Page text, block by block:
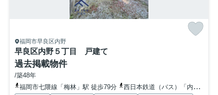
福岡市早良区内野
早良区内野５丁目 戸建て
過去掲載物件
/築48年
福岡市七隈線「梅林」駅 徒歩79分
西日本鉄道（バス）「内野公民館前」バス停下車 徒歩5分